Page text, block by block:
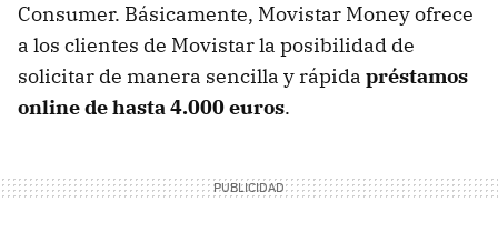
Consumer. Básicamente, Movistar Money ofrece
a los clientes de Movistar la posibilidad de
solicitar de manera sencilla y rápida préstamos
online de hasta 4.000 euros.